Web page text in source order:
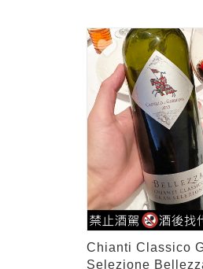
Chianti Classico
Selezione